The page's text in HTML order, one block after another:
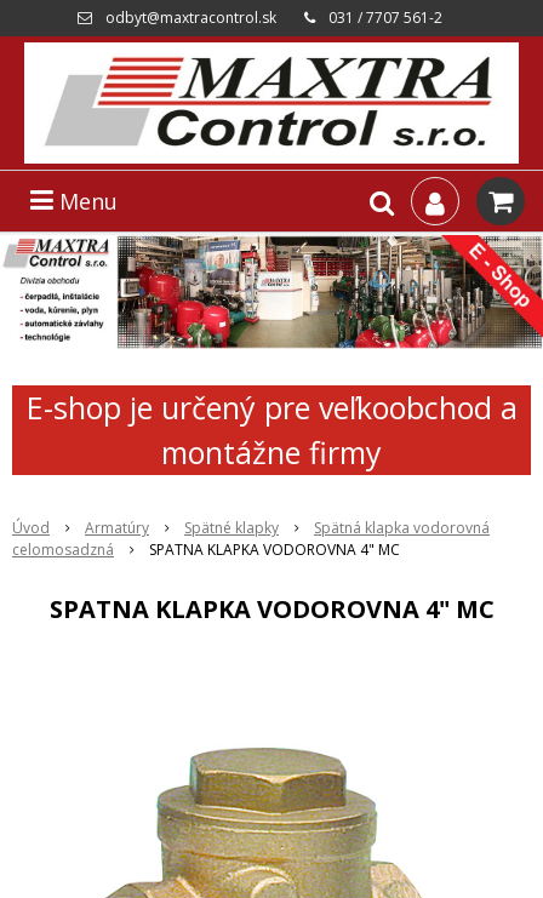
odbyt@maxtracontrol.sk 031 / 7707 561-2
Menu
E-shop je určený pre veľkoobchod a
montážne firmy
Úvod Armatúry Spätné klapky
Spätná klapka vodorovná
celomosadzná
SPATNA KLAPKA VODOROVNA 4" MC
SPATNA KLAPKA VODOROVNA 4" MC